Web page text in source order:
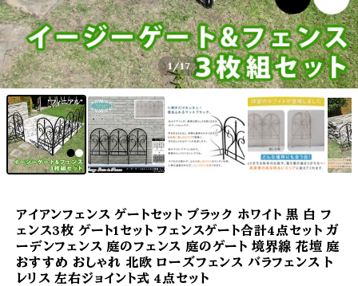
1/17
アイアンフェンス ゲートセット ブラック ホワイト 黒 白 フ
ェンス3枚 ゲート1セット フェンスゲート合計4点セット ガ
ーデンフェンス 庭のフェンス 庭のゲート 境界線 花壇 庭
おすすめ おしゃれ 北欧 ローズフェンス バラフェンス ト
レリス 左右ジョイント式 4点セット